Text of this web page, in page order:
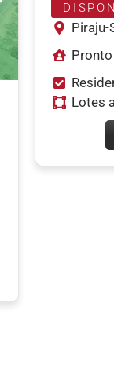
Piraju-
Lotes